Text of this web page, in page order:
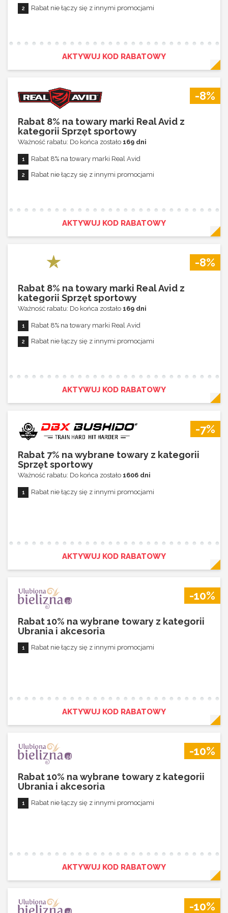
Rabat nie łączy się z innymi promocjami
AKTYWUJ KOD RABATOWY
-8%
Rabat 8% na towary marki Real Avid z
kategorii Sprzęt sportowy
Ważność rabatu: Do końca zostało 169 dni
Rabat 8% na towary marki Real Avid
Rabat nie łączy się z innymi promocjami
AKTYWUJ KOD RABATOWY
-8%
Rabat 8% na towary marki Real Avid z
kategorii Sprzęt sportowy
Ważność rabatu: Do końca zostało 169 dni
Rabat 8% na towary marki Real Avid
Rabat nie łączy się z innymi promocjami
AKTYWUJ KOD RABATOWY
-7%
Rabat 7% na wybrane towary z kategorii
Sprzęt sportowy
Ważność rabatu: Do końca zostało 1606 dni
Rabat nie łączy się z innymi promocjami
AKTYWUJ KOD RABATOWY
-10%
Rabat 10% na wybrane towary z kategorii
Ubrania i akcesoria
Rabat nie łączy się z innymi promocjami
AKTYWUJ KOD RABATOWY
-10%
Rabat 10% na wybrane towary z kategorii
Ubrania i akcesoria
Rabat nie łączy się z innymi promocjami
AKTYWUJ KOD RABATOWY
-10%